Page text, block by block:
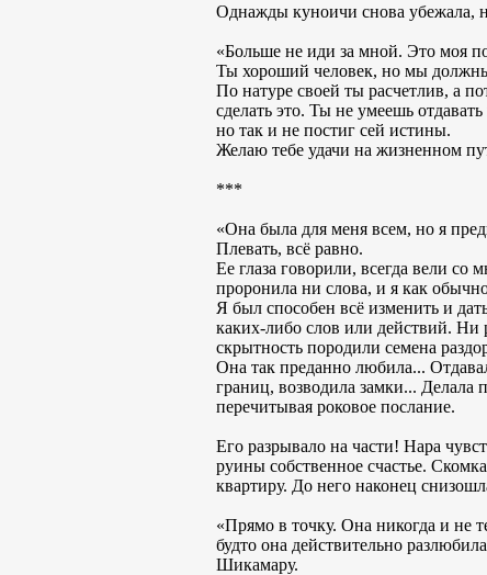
Однажды куноичи снова убежала,
«Больше не иди за мной. Это моя
Ты хороший человек, но мы
По натуре своей ты расчетлив, а
сделать это. Ты не умеешь
но так и не постиг сей истины.
Желаю тебе удачи на жизненном
***
«Она была для меня всем, но я
Плевать, всё равно.
Ее глаза говорили, всегда вели
проронила ни слова, и я как
Я был способен всё изменить и
каких-либо слов или действий. Ни
скрытность породили семена
Она так преданно любила...
границ, возводила замки... Делала
перечитывая роковое послание.
Его разрывало на части! Нара
руины собственное счастье.
квартиру. До него наконец
«Прямо в точку. Она никогда и не
будто она действительно
Шикамару.